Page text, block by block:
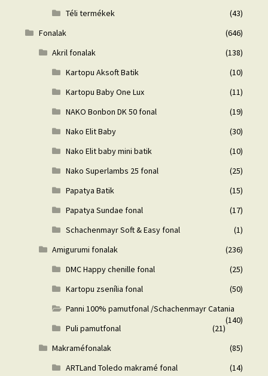
Téli termékek
(43)
Fonalak
(646)
Akril fonalak
(138)
Kartopu Aksoft Batik
(10)
Kartopu Baby One Lux
(11)
NAKO Bonbon DK 50 fonal
(19)
Nako Elit Baby
(30)
Nako Elit baby mini batik
(10)
Nako Superlambs 25 fonal
(25)
Papatya Batik
(15)
Papatya Sundae fonal
(17)
Schachenmayr Soft & Easy fonal
(1)
Amigurumi fonalak
(236)
DMC Happy chenille fonal
(25)
Kartopu zsenília fonal
(50)
Panni 100% pamutfonal /Schachenmayr Catania
(140)
Puli pamutfonal
(21)
Makraméfonalak
(85)
ARTLand Toledo makramé fonal
(14)